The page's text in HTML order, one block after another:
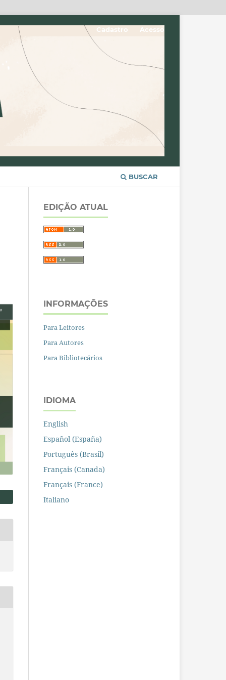
BUSCAR
Cadastro Acesso
EDIÇÃO ATUAL
INFORMAÇÕES
Para Leitores
Para Autores
Para Bibliotecários
IDIOMA
English
Español (España)
Português (Brasil)
Français (Canada)
Français (France)
Italiano